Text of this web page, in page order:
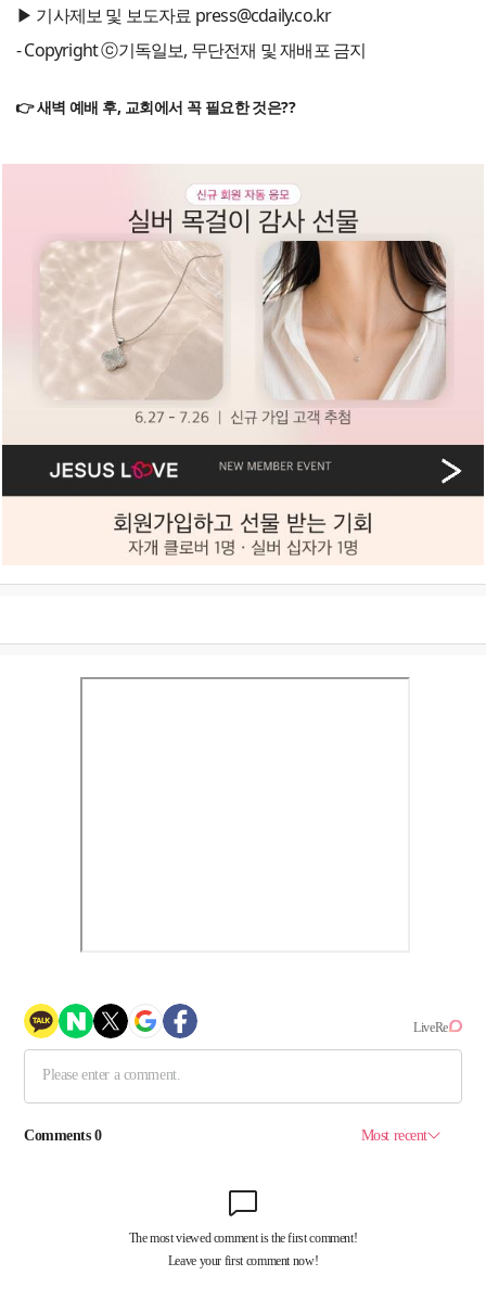
▶ 기사제보 및 보도자료 press@cdaily.co.kr
- Copyright ⓒ기독일보, 무단전재 및 재배포 금지
👉 새벽 예배 후, 교회에서 꼭 필요한 것은??